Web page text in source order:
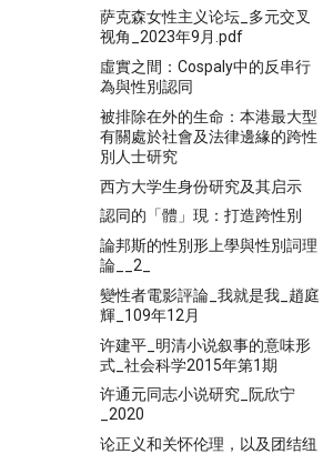
萨克森女性主义论坛_多元交叉
视角_2023年9月.pdf
虛實之間：Cospaly中的反串行
為與性別認同
被排除在外的生命：本港最大型
有關處於社會及法律邊緣的跨性
別人士研究
西方大学生身份研究及其启示
認同的「體」現：打造跨性別
論邦斯的性別形上學與性別詞理
論__2_
變性者電影評論_我就是我_趙庭
輝_109年12月
许建平_明清小说叙事的意味形
式_社会科学2015年第1期
许通元同志小说研究_阮欣宁
_2020
论正义和关怀伦理，以及团结纽